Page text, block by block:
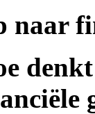
naar